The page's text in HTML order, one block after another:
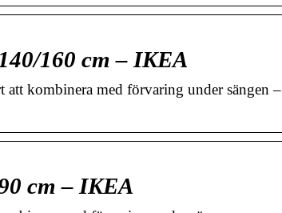
160 cm – IKEA
kombinera med förvaring under sängen –
cm – IKEA